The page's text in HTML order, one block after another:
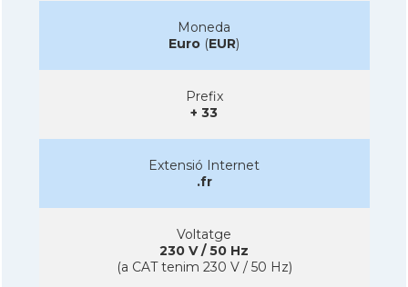
Moneda
Euro (EUR)
Prefix
+ 33
Extensió Internet
.fr
Voltatge
230 V / 50 Hz
(a CAT tenim 230 V / 50 Hz)